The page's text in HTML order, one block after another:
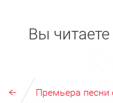
Вы
Премьера